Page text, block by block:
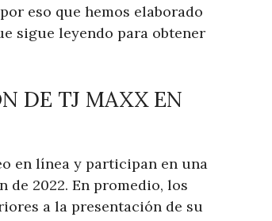
eso que hemos elaborado
sigue leyendo para obtener
DE TJ MAXX EN
en línea y participan en una
2022. En promedio, los
a la presentación de su